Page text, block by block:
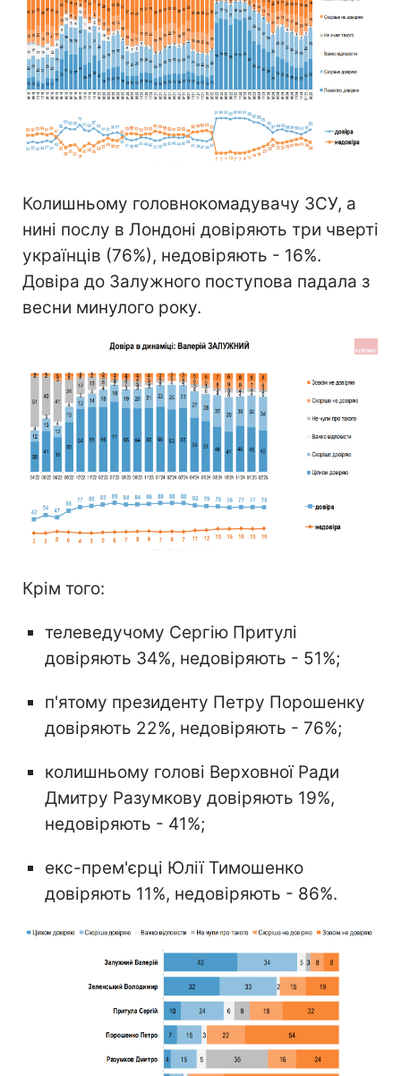
Колишньому головнокомадувачу ЗСУ, а
нині послу в Лондоні довіряють три чверті
українців (76%), недовіряють - 16%.
Довіра до Залужного поступова падала з
весни минулого року.
Крім того:
телеведучому Сергію Притулі
довіряють 34%, недовіряють - 51%;
п'ятому президенту Петру Порошенку
довіряють 22%, недовіряють - 76%;
колишньому голові Верховної Ради
Дмитру Разумкову довіряють 19%,
недовіряють - 41%;
екс-прем'єрці Юлії Тимошенко
довіряють 11%, недовіряють - 86%.